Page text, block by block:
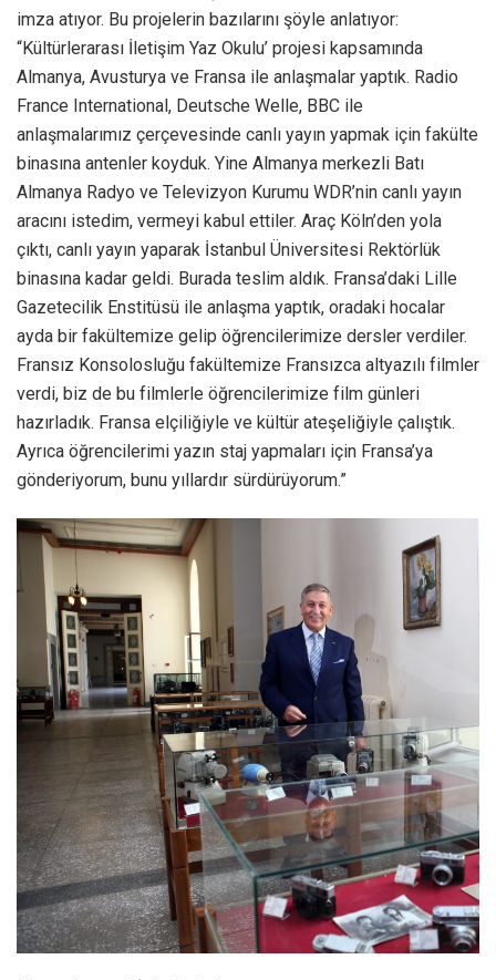
imza atıyor. Bu projelerin bazılarını şöyle anlatıyor:
“Kültürlerarası İletişim Yaz Okulu’ projesi kapsamında
Almanya, Avusturya ve Fransa ile anlaşmalar yaptık. Radio
France International, Deutsche Welle, BBC ile
anlaşmalarımız çerçevesinde canlı yayın yapmak için fakülte
binasına antenler koyduk. Yine Almanya merkezli Batı
Almanya Radyo ve Televizyon Kurumu WDR’nin canlı yayın
aracını istedim, vermeyi kabul ettiler. Araç Köln’den yola
çıktı, canlı yayın yaparak İstanbul Üniversitesi Rektörlük
binasına kadar geldi. Burada teslim aldık. Fransa’daki Lille
Gazetecilik Enstitüsü ile anlaşma yaptık, oradaki hocalar
ayda bir fakültemize gelip öğrencilerimize dersler verdiler.
Fransız Konsolosluğu fakültemize Fransızca altyazılı filmler
verdi, biz de bu filmlerle öğrencilerimize film günleri
hazırladık. Fransa elçiliğiyle ve kültür ateşeliğiyle çalıştık.
Ayrıca öğrencilerimi yazın staj yapmaları için Fransa’ya
gönderiyorum, bunu yıllardır sürdürüyorum.”